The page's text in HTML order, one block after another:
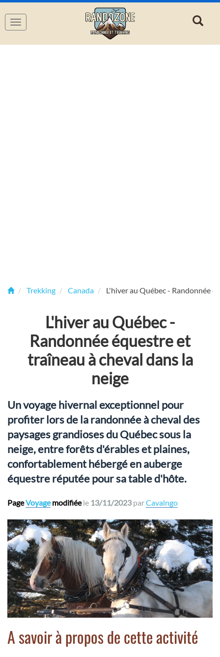
Navigation
Trekking Canada L'hiver au Québec - Randonnée
L'hiver au Québec -
Randonnée équestre et
traîneau à cheval dans la
neige
Un voyage hivernal exceptionnel pour
profiter lors de la randonnée à cheval des
paysages grandioses du Québec sous la
neige, entre forêts d'érables et plaines,
confortablement hébergé en auberge
équestre réputée pour sa table d'hôte.
PageVoyagemodifiéele 13/11/2023 parCavalngo
A savoir à propos de cette activité